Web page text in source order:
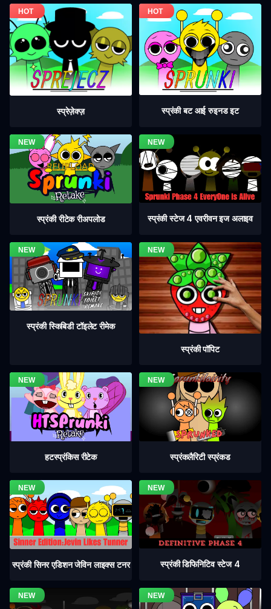
स्प्रेज़ेक्ज़ स्प्रंकी बट आई रुइनड इट
स्प्रंकी रीटेक रीअपलोड स्प्रंकी स्टेज 4 एवरीवन इज अलाइव
स्प्रंकी स्किबिडी टॉइलेट रीमेक
स्प्रंकी पॉपिट
हटस्प्रंकिस रीटेक स्प्रंकलैरिटी स्प्रंकड
स्प्रंकी सिनर एडिशन जेविन लाइक्स टनर स्प्रंकी डिफिनिटिव स्टेज 4